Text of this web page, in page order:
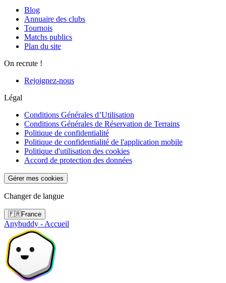
Blog
Annuaire des clubs
Tournois
Matchs publics
Plan du site
On recrute !
Rejoignez-nous
Légal
Conditions Générales d’Utilisation
Conditions Générales de Réservation de Terrains
Politique de confidentialité
Politique de confidentialité de l'application mobile
Politique d'utilisation des cookies
Accord de protection des données
Gérer mes cookies
Changer de langue
🇫🇷France
Anybuddy - Accueil